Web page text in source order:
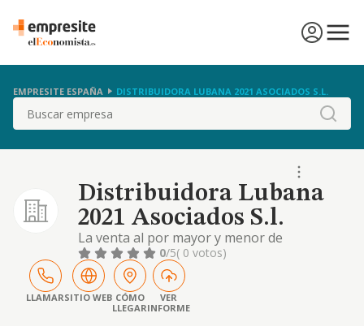
EMPRESITE ESPAÑA DISTRIBUIDORA LUBANA 2021 ASOCIADOS S.L.
Buscar
Distribuidora Lubana
2021 Asociados S.l.
La venta al por mayor y menor de
alimentacion y bebidas. la venta al por
menor de tabacos. la venta al por mayor y
menor de productos de drogueria y
perfumeria
0/5( 0 votos)
LLAMARSITIO WEB CÓMO
LLEGAR
VER
INFORME